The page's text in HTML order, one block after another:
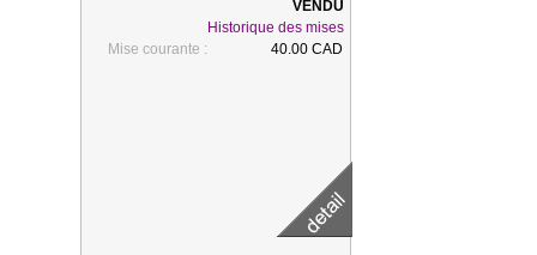
Historique des mises
Mise courante :
40.00 CAD